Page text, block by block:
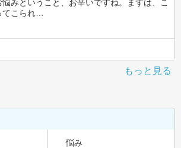
みということ、お辛いですね。まずは、こ
こられ…
もっと見る
悩み